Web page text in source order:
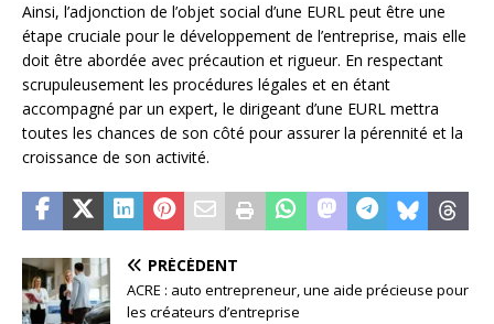
Ainsi, l’adjonction de l’objet social d’une EURL peut être une
étape cruciale pour le développement de l’entreprise, mais elle
doit être abordée avec précaution et rigueur. En respectant
scrupuleusement les procédures légales et en étant
accompagné par un expert, le dirigeant d’une EURL mettra
toutes les chances de son côté pour assurer la pérennité et la
croissance de son activité.
PRÉCÉDENT
ACRE : auto entrepreneur, une aide précieuse pour
les créateurs d’entreprise